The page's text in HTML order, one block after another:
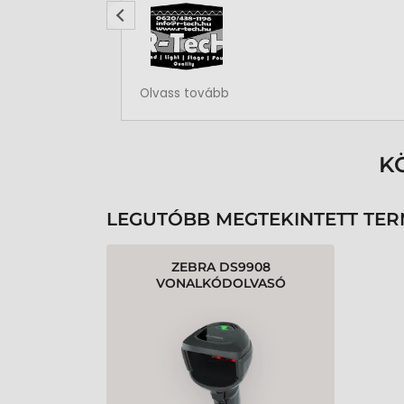
Rendben volt a rendelésem
Olvass tovább
LEGUTÓBB MEGTEKINTETT
ZEBRA DS9908
VONALKÓDOLVASÓ